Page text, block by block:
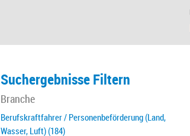
Suchergebnisse Filtern
Branche
Berufskraftfahrer / Personenbeförderung (Land,
Wasser, Luft) (184)